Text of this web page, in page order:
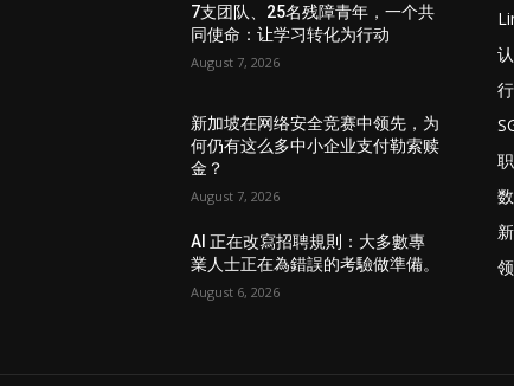
7支团队、25名残障青年，一个共
同使命：让学习转化为行动
August 7, 2026
新加坡在网络安全竞赛中领先，为
何仍有这么多中小企业支付勒索赎
金？
August 7, 2026
AI 正在改寫招聘規則：大多數專
業人士正在為錯誤的考驗做準備。
August 6, 2026